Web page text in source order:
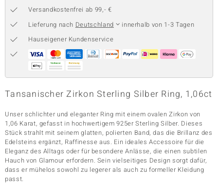
Collection
Versandkostenfrei ab 99,- €
Lieferung nach Deutschland
innerhalb von 1-3 Tagen
Hauseigener Kundenservice
Tansanischer Zirkon Sterling Silber Ring, 1,06ct
Unser schlichter und eleganter Ring mit einem ovalen Zirkon von
1,06 Karat, gefasst in hochwertigem 925er Sterling Silber. Dieses
Stück strahlt mit seinem glatten, polierten Band, das die Brillanz des
Edelsteins ergänzt, Raffinesse aus. Ein ideales Accessoire für die
Eleganz des Alltags oder für besondere Anlässe, die einen subtilen
Hauch von Glamour erfordern. Sein vielseitiges Design sorgt dafür,
dass er mühelos sowohl zu legerer als auch zu formeller Kleidung
passt.